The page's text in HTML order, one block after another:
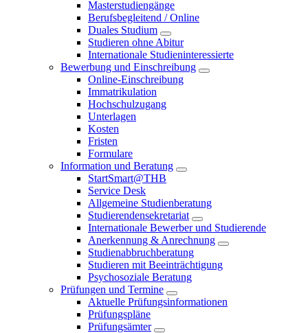
Masterstudiengänge
Berufsbegleitend / Online
Duales Studium
Studieren ohne Abitur
Internationale Studieninteressierte
Bewerbung und Einschreibung
Online-Einschreibung
Immatrikulation
Hochschulzugang
Unterlagen
Kosten
Fristen
Formulare
Information und Beratung
StartSmart@THB
Service Desk
Allgemeine Studienberatung
Studierendensekretariat
Internationale Bewerber und Studierende
Anerkennung & Anrechnung
Studienabbruchberatung
Studieren mit Beeinträchtigung
Psychosoziale Beratung
Prüfungen und Termine
Aktuelle Prüfungsinformationen
Prüfungspläne
Prüfungsämter